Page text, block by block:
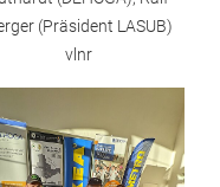
(Präsident LASUB)
vlnr